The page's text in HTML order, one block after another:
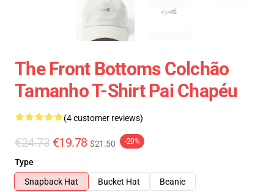
The Front Bottoms Colchão
Tamanho T-Shirt Pai Chapéu
(4 customer reviews)
€24.73 €19.78 $21.50 -20%
Type
Snapback Hat
Bucket Hat
Beanie